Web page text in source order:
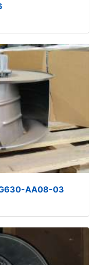
AA08-03